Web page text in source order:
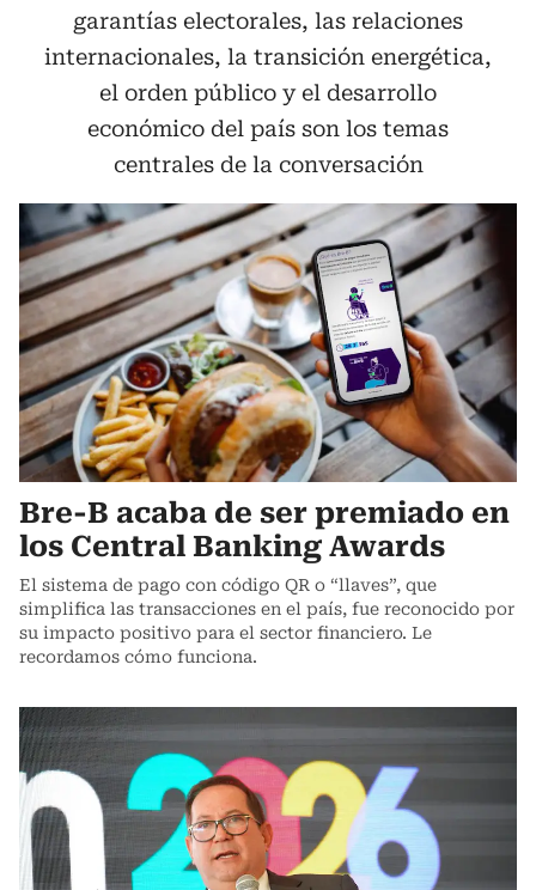
garantías electorales, las relaciones
internacionales, la transición energética,
el orden público y el desarrollo
económico del país son los temas
centrales de la conversación
Bre-B acaba de ser premiado en
los Central Banking Awards
El sistema de pago con código QR o “llaves”, que
simplifica las transacciones en el país, fue reconocido por
su impacto positivo para el sector financiero. Le
recordamos cómo funciona.